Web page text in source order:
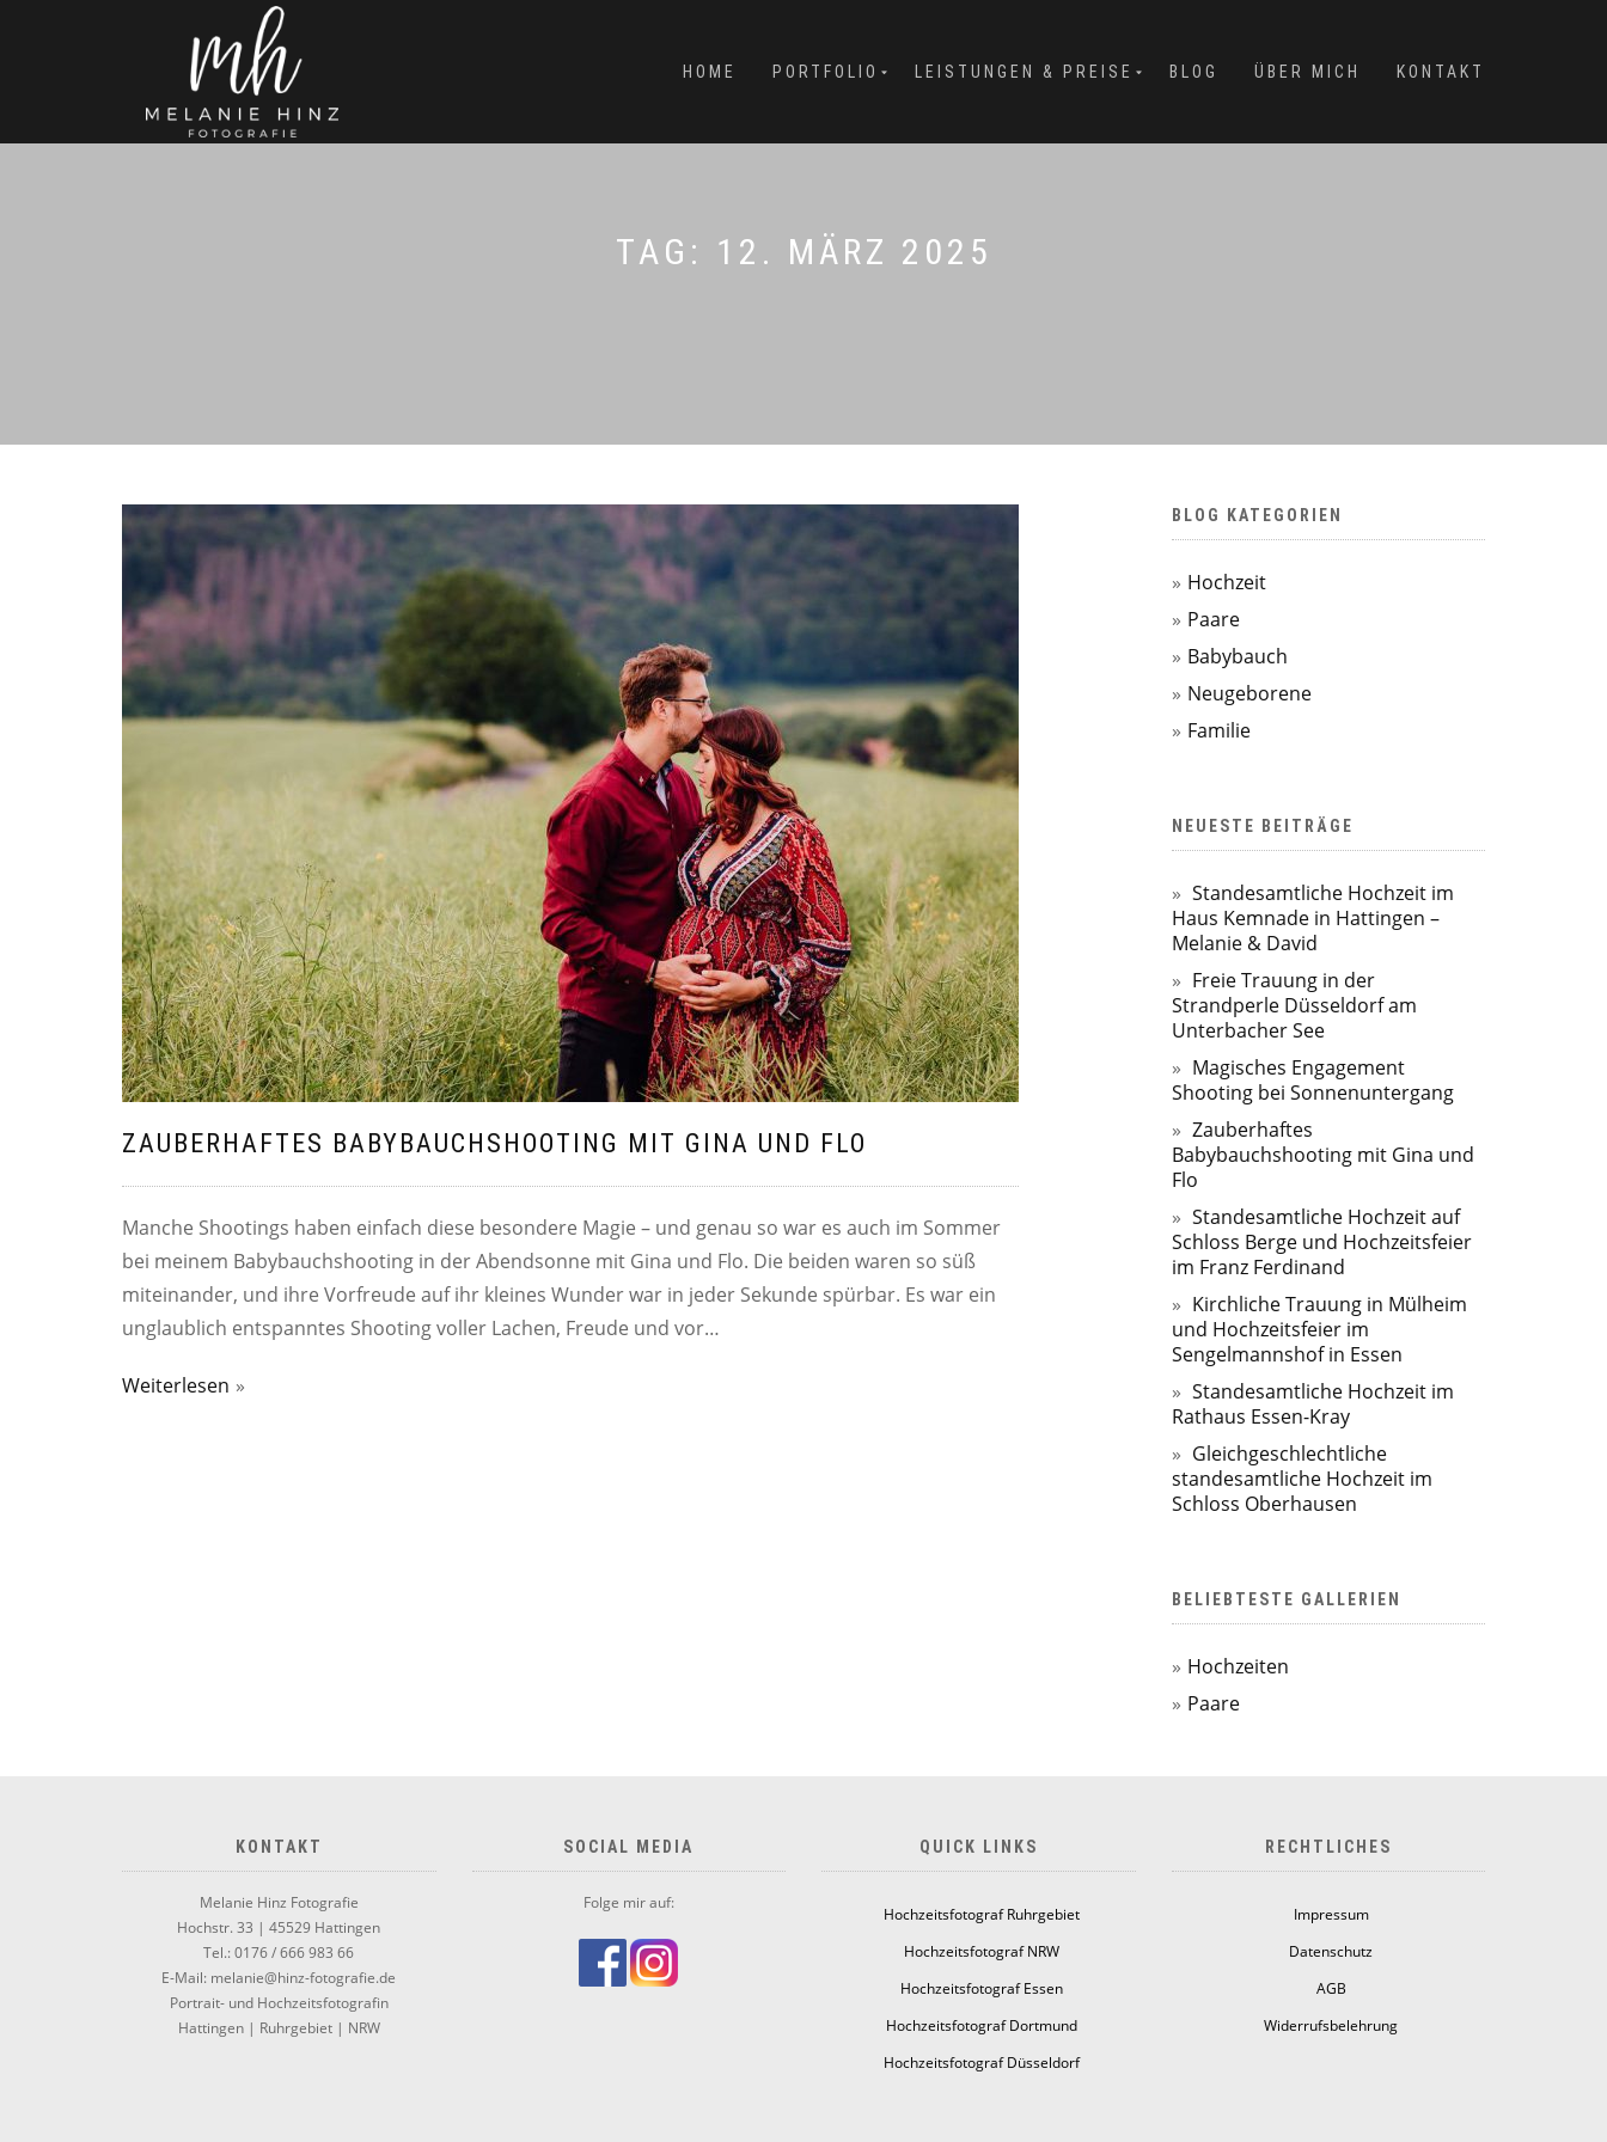
HOME PORTFOLIO LEISTUNGEN & PREISE BLOG ÜBER MICH KONTAKT
TAG: 12. MÄRZ 2025
ZAUBERHAFTES BABYBAUCHSHOOTING MIT GINA UND FLO
Manche Shootings haben einfach diese besondere Magie – und genau so war es auch im Sommer
bei meinem Babybauchshooting in der Abendsonne mit Gina und Flo. Die beiden waren so süß
miteinander, und ihre Vorfreude auf ihr kleines Wunder war in jeder Sekunde spürbar. Es war ein
unglaublich entspanntes Shooting voller Lachen, Freude und vor…
Weiterlesen
BLOG KATEGORIEN
Hochzeit
Paare
Babybauch
Neugeborene
Familie
NEUESTE BEITRÄGE
Standesamtliche Hochzeit im
Haus Kemnade in Hattingen –
Melanie & David
Freie Trauung in der
Strandperle Düsseldorf am
Unterbacher See
Magisches Engagement
Shooting bei Sonnenuntergang
Zauberhaftes
Babybauchshooting mit Gina und
Flo
Standesamtliche Hochzeit auf
Schloss Berge und Hochzeitsfeier
im Franz Ferdinand
Kirchliche Trauung in Mülheim
und Hochzeitsfeier im
Sengelmannshof in Essen
Standesamtliche Hochzeit im
Rathaus Essen-Kray
Gleichgeschlechtliche
standesamtliche Hochzeit im
Schloss Oberhausen
BELIEBTESTE GALLERIEN
Hochzeiten
Paare
KONTAKT
Melanie Hinz Fotografie
Hochstr. 33 | 45529 Hattingen
Tel.: 0176 / 666 983 66
E-Mail: melanie@hinz-fotografie.de
Portrait- und Hochzeitsfotografin
Hattingen | Ruhrgebiet | NRW
SOCIAL MEDIA
Folge mir auf:
QUICK LINKS
Hochzeitsfotograf Ruhrgebiet
Hochzeitsfotograf NRW
Hochzeitsfotograf Essen
Hochzeitsfotograf Dortmund
Hochzeitsfotograf Düsseldorf
RECHTLICHES
Impressum
Datenschutz
AGB
Widerrufsbelehrung